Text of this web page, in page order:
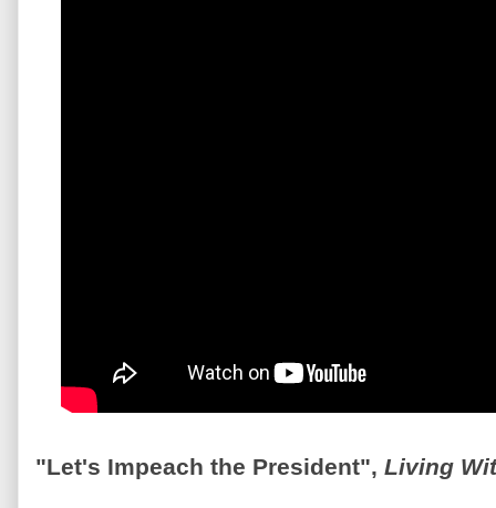
"Let's Impeach the President", Living